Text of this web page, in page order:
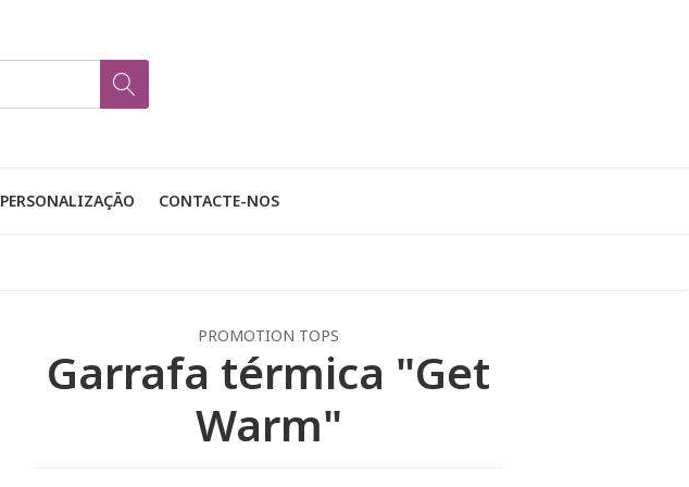
PERSONALIZAÇÃO CONTACTE-NOS
PROMOTION TOPS
Garrafa térmica "Get
Warm"